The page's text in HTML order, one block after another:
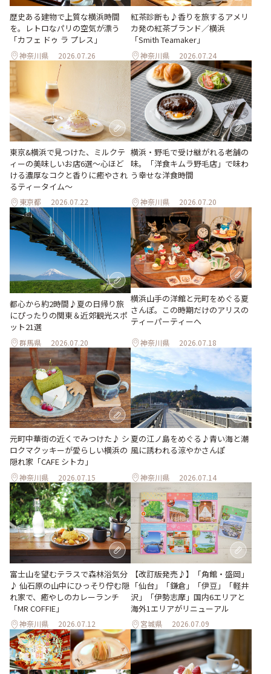
歴史ある建物で上質な横浜時間
を。レトロなパリの空気が漂う
「カフェ ドゥ ラ プレス」
神奈川県 2026.07.26
紅茶診断も♪香りを旅するアメリ
カ発の紅茶ブランド／横浜
「Smith Teamaker」
神奈川県 2026.07.24
東京&横浜で見つけた、ミルクテ
ィーの美味しいお店6選～心ほど
ける濃厚なコクと香りに癒やされ
るティータイム～
東京都 2026.07.22
横浜・野毛で受け継がれる老舗の
味。「洋食キムラ野毛店」で味わ
う幸せな洋食時間
神奈川県 2026.07.20
都心から約2時間♪夏の日帰り旅
にぴったりの関東＆近郊観光スポ
ット21選
群馬県 2026.07.20
横浜山手の洋館と元町をめぐる夏
さんぽ。この時期だけのアリスの
ティーパーティーへ
神奈川県 2026.07.18
元町中華街の近くでみつけた♪ シ
ロクマクッキーが愛らしい横浜の
隠れ家「CAFE シトカ」
神奈川県 2026.07.15
夏の江ノ島をめぐる♪青い海と潮
風に誘われる涼やかさんぽ
神奈川県 2026.07.14
富士山を望むテラスで森林浴気分
♪ 仙石原の山中にひっそり佇む隠
れ家で、癒やしのカレーランチ
「MR COFFIE」
神奈川県 2026.07.12
【改訂版発売♪】「角館・盛岡」
「仙台」「鎌倉」「伊豆」「軽井
沢」「伊勢志摩」国内6エリアと
海外1エリアがリニューアル
宮城県 2026.07.09